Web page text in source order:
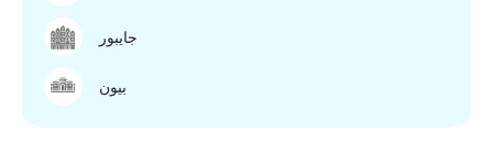
جايبور
بيون